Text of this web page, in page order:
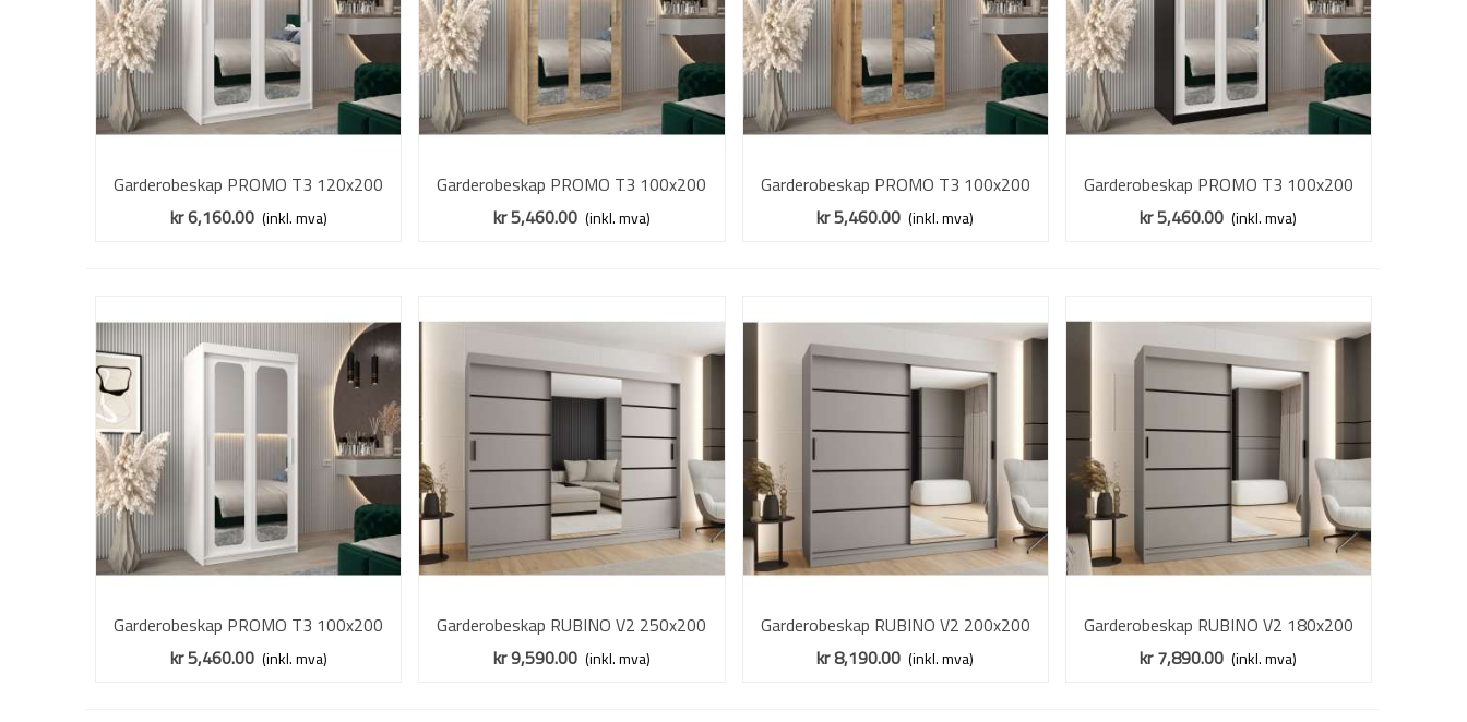
Vis mer
Garderobeskap PROMO T3 120x200
cm - hvit matt - skyvedører - speil
kr 6,160.00 (inkl. mva)
Vis mer
Garderobeskap PROMO T3 100x200
cm - eik sonoma - skyvedører - speil
kr 5,460.00 (inkl. mva)
Vis mer
Garderobeskap PROMO T3 100x200
cm - eik artisan - skyvedører - speil
kr 5,460.00 (inkl. mva)
Vis mer
Garderobeskap PROMO T3 100x200
cm - svart matt - skyvedører - speil
kr 5,460.00 (inkl. mva)
Vis mer
Garderobeskap PROMO T3 100x200
cm - hvit matt - skyvedører - speil
kr 5,460.00 (inkl. mva)
Vis mer
Garderobeskap RUBINO V2 250x200
cm - cashmere - skyvedører - speil
kr 9,590.00 (inkl. mva)
Vis mer
Garderobeskap RUBINO V2 200x200
cm - cashmere - skyvedører - speil
kr 8,190.00 (inkl. mva)
Vis mer
Garderobeskap RUBINO V2 180x200
cm - cashmere - skyvedører - speil
kr 7,890.00 (inkl. mva)